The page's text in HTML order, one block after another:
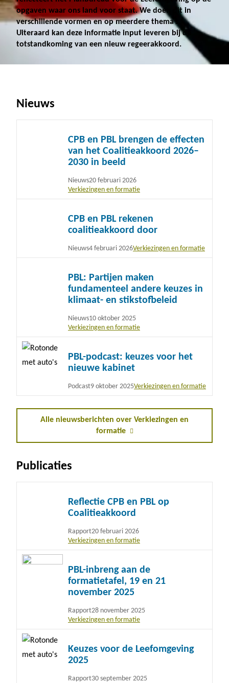
opgaven waar ons land voor staat. We doen dit in
verschillende vormen en op meerdere thema’s.
Uiteraard kan deze informatie input leveren bij de
totstandkoming van een nieuw regeerakkoord.
Nieuws
CPB en PBL brengen de effecten
van het Coalitieakkoord 2026–
2030 in beeld
Nieuws20 februari 2026
Verkiezingen en formatie
CPB en PBL rekenen
coalitieakkoord door
Nieuws4 februari 2026Verkiezingen en formatie
PBL: Partijen maken
fundamenteel andere keuzes in
klimaat- en stikstofbeleid
Nieuws10 oktober 2025
Verkiezingen en formatie
PBL-podcast: keuzes voor het
nieuwe kabinet
Podcast9 oktober 2025Verkiezingen en formatie
Lees
meer
Alle nieuwsberichten over Verkiezingen en
formatie
Publicaties
Reflectie CPB en PBL op
Coalitieakkoord
Rapport20 februari 2026
Verkiezingen en formatie
PBL-inbreng aan de
formatietafel, 19 en 21
november 2025
Rapport28 november 2025
Verkiezingen en formatie
Lees
Keuzes voor de Leefomgeving
2025
Rapport30 september 2025
Lees
meer